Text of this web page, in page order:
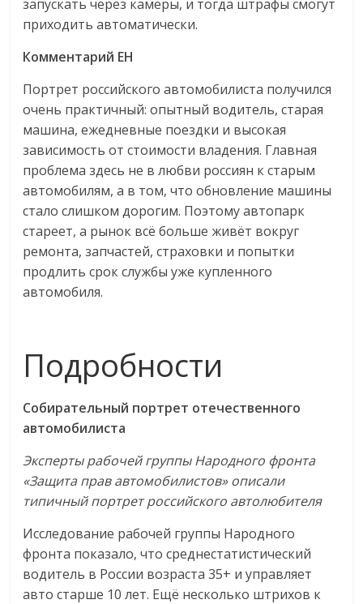
запускать через камеры, и тогда штрафы смогут
приходить автоматически.
Комментарий EH
Портрет российского автомобилиста получился
очень практичный: опытный водитель, старая
машина, ежедневные поездки и высокая
зависимость от стоимости владения. Главная
проблема здесь не в любви россиян к старым
автомобилям, а в том, что обновление машины
стало слишком дорогим. Поэтому автопарк
стареет, а рынок всё больше живёт вокруг
ремонта, запчастей, страховки и попытки
продлить срок службы уже купленного
автомобиля.
Подробности
Собирательный портрет отечественного
автомобилиста
Эксперты рабочей группы Народного фронта
«Защита прав автомобилистов» описали
типичный портрет российского автолюбителя
Исследование рабочей группы Народного
фронта показало, что среднестатистический
водитель в России возраста 35+ и управляет
авто старше 10 лет. Ещё несколько штрихов к